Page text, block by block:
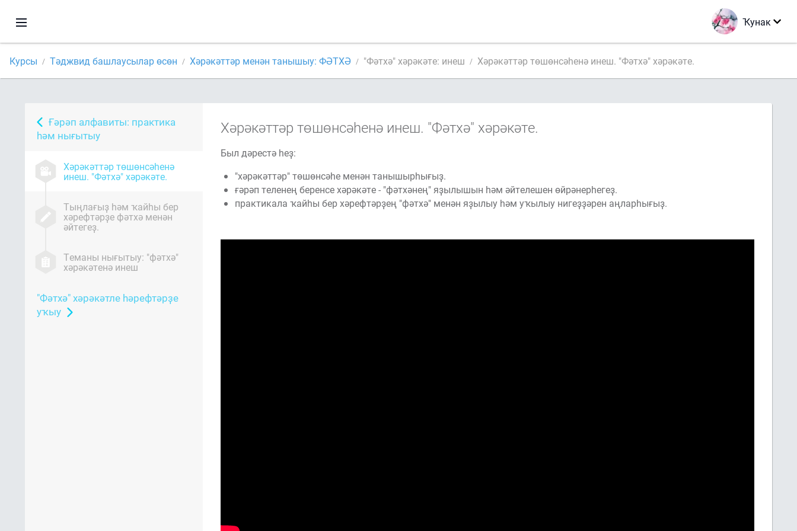
Ҡунак
Курсы Тәджвид башлаусылар өсөн Хәрәкәттәр менән танышыу: ФӘТХӘ "Фәтхә" хәрәкәте: инеш Хәрәкәттәр төшөнсәһенә инеш. "Фәтхә" хәрәкәте.
Ғәрәп алфавиты: практика
һәм нығытыу
Хәрәкәттәр төшөнсәһенә
инеш. "Фәтхә" хәрәкәте.
Тыңлағыҙ һәм ҡайһы бер
хәрефтәрҙе фәтхә менән
әйтегеҙ.
Теманы нығытыу: "фәтхә"
хәрәкәтенә инеш
"Фәтхә" хәрәкәтле һәрефтәрҙе
уҡыу
Хәрәкәттәр төшөнсәһенә инеш. "Фәтхә" хәрәкәте.
Был дәрестә һеҙ:
"хәрәкәттәр" төшөнсәһе менән танышырһығыҙ.
ғәрәп теленең беренсе хәрәкәте - "фәтхәнең" яҙылышын һәм әйтелешен өйрәнерһегеҙ.
практикала ҡайһы бер хәрефтәрҙең "фәтхә" менән яҙылыу һәм уҡылыу нигеҙҙәрен аңларһығыҙ.